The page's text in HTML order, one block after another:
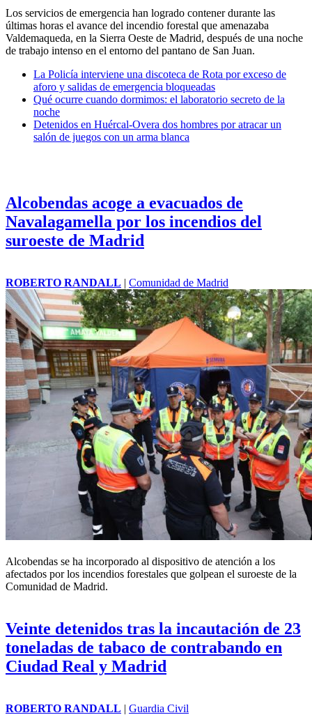
Los servicios de emergencia han logrado contener durante las
últimas horas el avance del incendio forestal que amenazaba
Valdemaqueda, en la Sierra Oeste de Madrid, después de una noche
de trabajo intenso en el entorno del pantano de San Juan.
La Policía interviene una discoteca de Rota por exceso de
aforo y salidas de emergencia bloqueadas
Qué ocurre cuando dormimos: el laboratorio secreto de la
noche
Detenidos en Huércal-Overa dos hombres por atracar un
salón de juegos con un arma blanca
Alcobendas acoge a evacuados de
Navalagamella por los incendios del
suroeste de Madrid
ROBERTO RANDALL | Comunidad de Madrid
Alcobendas se ha incorporado al dispositivo de atención a los
afectados por los incendios forestales que golpean el suroeste de la
Comunidad de Madrid.
Veinte detenidos tras la incautación de 23
toneladas de tabaco de contrabando en
Ciudad Real y Madrid
ROBERTO RANDALL | Guardia Civil